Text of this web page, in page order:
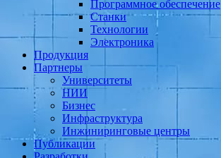
Программное обеспечение
Станки
Технологии
Электроника
Продукция
Партнеры
Университеты
НИИ
Бизнес
Инфраструктура
Инжиниринговые центры
Публикации